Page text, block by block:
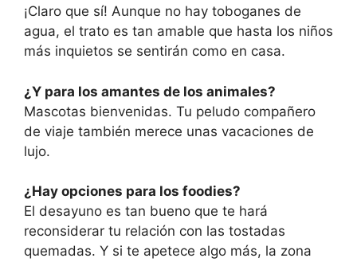
¡Claro que sí! Aunque no hay toboganes de
agua, el trato es tan amable que hasta los niños
más inquietos se sentirán como en casa.
¿Y para los amantes de los animales?
Mascotas bienvenidas. Tu peludo compañero
de viaje también merece unas vacaciones de
lujo.
¿Hay opciones para los foodies?
El desayuno es tan bueno que te hará
reconsiderar tu relación con las tostadas
quemadas. Y si te apetece algo más, la zona